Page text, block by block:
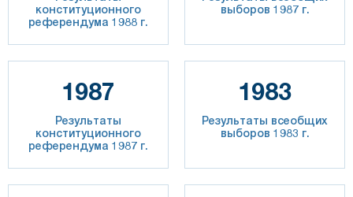
конституционного
референдума 1988 г.
выборов 1987 г.
1987
Результаты
конституционного
референдума 1987 г.
1983
Результаты всеобщих
выборов 1983 г.